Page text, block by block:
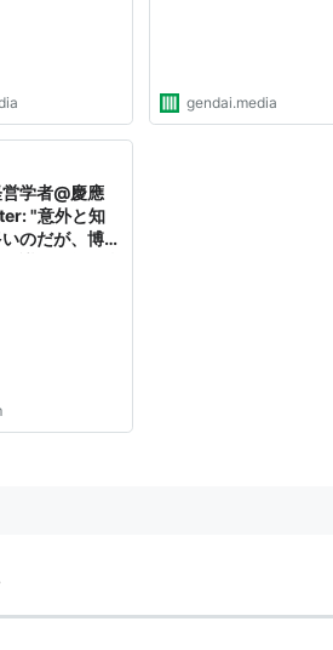
gendai.media
学者@慶應
"意外と知
のだが、博士
。実は博士に
外にもいろん